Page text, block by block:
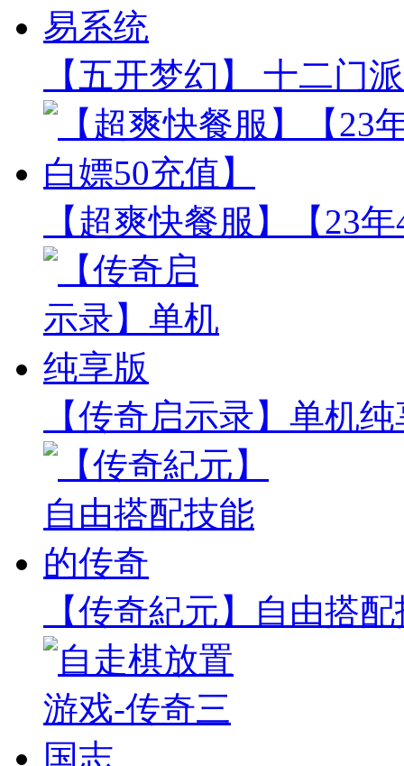
【五开梦幻】 十二门
【超爽快餐服】【23
【传奇启示录】单机
【传奇紀元】自由搭